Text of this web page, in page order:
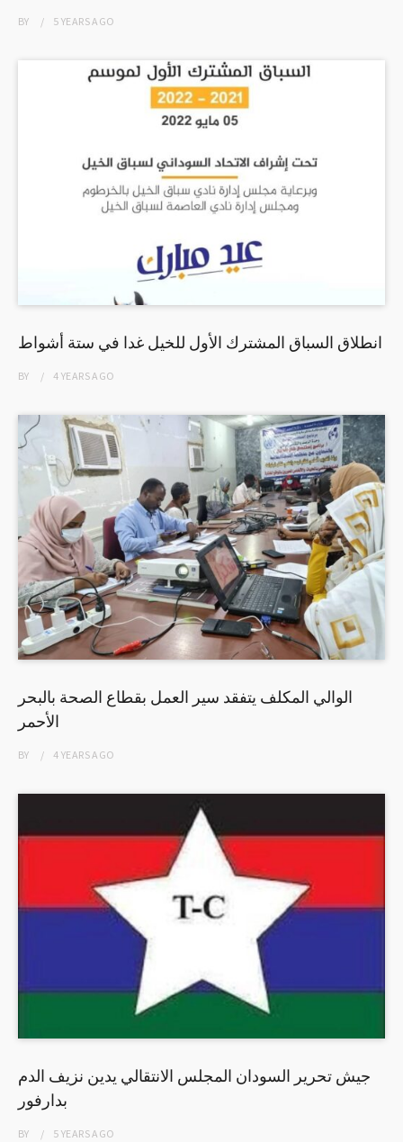
BY 5 YEARSAGO
انطلاق السباق المشترك الأول للخيل غدا في ستة أشواط
BY 4 YEARSAGO
الوالي المكلف يتفقد سير العمل بقطاع الصحة بالبحر
الأحمر
BY 4 YEARSAGO
جيش تحرير السودان المجلس الانتقالي يدين نزيف الدم
بدارفور
BY 5 YEARSAGO